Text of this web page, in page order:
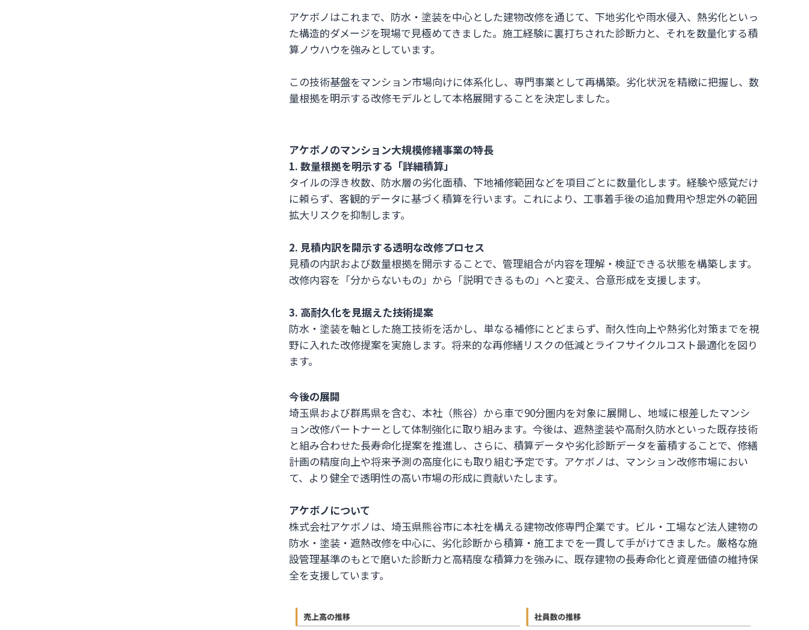
アケボノはこれまで、防水・塗装を中心とした建物改修を通じて、下地劣化や雨水侵入、熱劣化といっ
た構造的ダメージを現場で見極めてきました。施工経験に裏打ちされた診断力と、それを数量化する積
算ノウハウを強みとしています。
この技術基盤をマンション市場向けに体系化し、専門事業として再構築。劣化状況を精緻に把握し、数
量根拠を明示する改修モデルとして本格展開することを決定しました。
アケボノのマンション大規模修繕事業の特長
1. 数量根拠を明示する「詳細積算」
タイルの浮き枚数、防水層の劣化面積、下地補修範囲などを項目ごとに数量化します。経験や感覚だけ
に頼らず、客観的データに基づく積算を行います。これにより、工事着手後の追加費用や想定外の範囲
拡大リスクを抑制します。
2. 見積内訳を開示する透明な改修プロセス
見積の内訳および数量根拠を開示することで、管理組合が内容を理解・検証できる状態を構築します。
改修内容を「分からないもの」から「説明できるもの」へと変え、合意形成を支援します。
3. 高耐久化を見据えた技術提案
防水・塗装を軸とした施工技術を活かし、単なる補修にとどまらず、耐久性向上や熱劣化対策までを視
野に入れた改修提案を実施します。将来的な再修繕リスクの低減とライフサイクルコスト最適化を図り
ます。
今後の展開
埼玉県および群馬県を含む、本社（熊谷）から車で90分圏内を対象に展開し、地域に根差したマンシ
ョン改修パートナーとして体制強化に取り組みます。今後は、遮熱塗装や高耐久防水といった既存技術
と組み合わせた長寿命化提案を推進し、さらに、積算データや劣化診断データを蓄積することで、修繕
計画の精度向上や将来予測の高度化にも取り組む予定です。アケボノは、マンション改修市場におい
て、より健全で透明性の高い市場の形成に貢献いたします。
アケボノについて
株式会社アケボノは、埼玉県熊谷市に本社を構える建物改修専門企業です。ビル・工場など法人建物の
防水・塗装・遮熱改修を中心に、劣化診断から積算・施工までを一貫して手がけてきました。厳格な施
設管理基準のもとで磨いた診断力と高精度な積算力を強みに、既存建物の長寿命化と資産価値の維持保
全を支援しています。